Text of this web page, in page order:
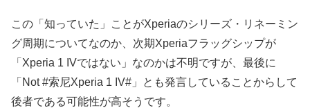
この「知っていた」ことがXperiaのシリーズ・リネーミン
グ周期についてなのか、次期Xperiaフラッグシップが
「Xperia 1 IVではない」なのかは不明ですが、最後に
「Not #索尼Xperia 1 IV#」とも発言していることからして
後者である可能性が高そうです。